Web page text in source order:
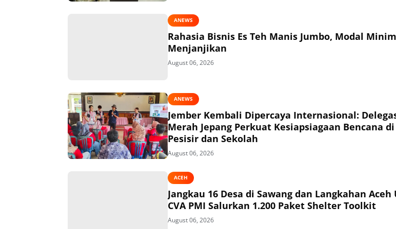
ANEWS
Rahasia Bisnis Es Teh Manis Jumbo, Modal
Menjanjikan
August 06, 2026
ANEWS
Jember Kembali Dipercaya Internasional:
Merah Jepang Perkuat Kesiapsiagaan Bencana
Pesisir dan Sekolah
August 06, 2026
ACEH
Jangkau 16 Desa di Sawang dan Langkahan
CVA PMI Salurkan 1.200 Paket Shelter Toolkit
August 06, 2026